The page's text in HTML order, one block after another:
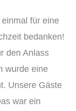
für eine
bedanken!
den Anlass
wurde eine
Unsere Gäste
war ein